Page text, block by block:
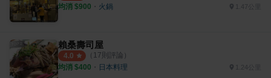
均消 $900 ・ 火鍋
賴桑壽司屋
4.0 （ 17則評論）
均消 $400 ・ 日本料理